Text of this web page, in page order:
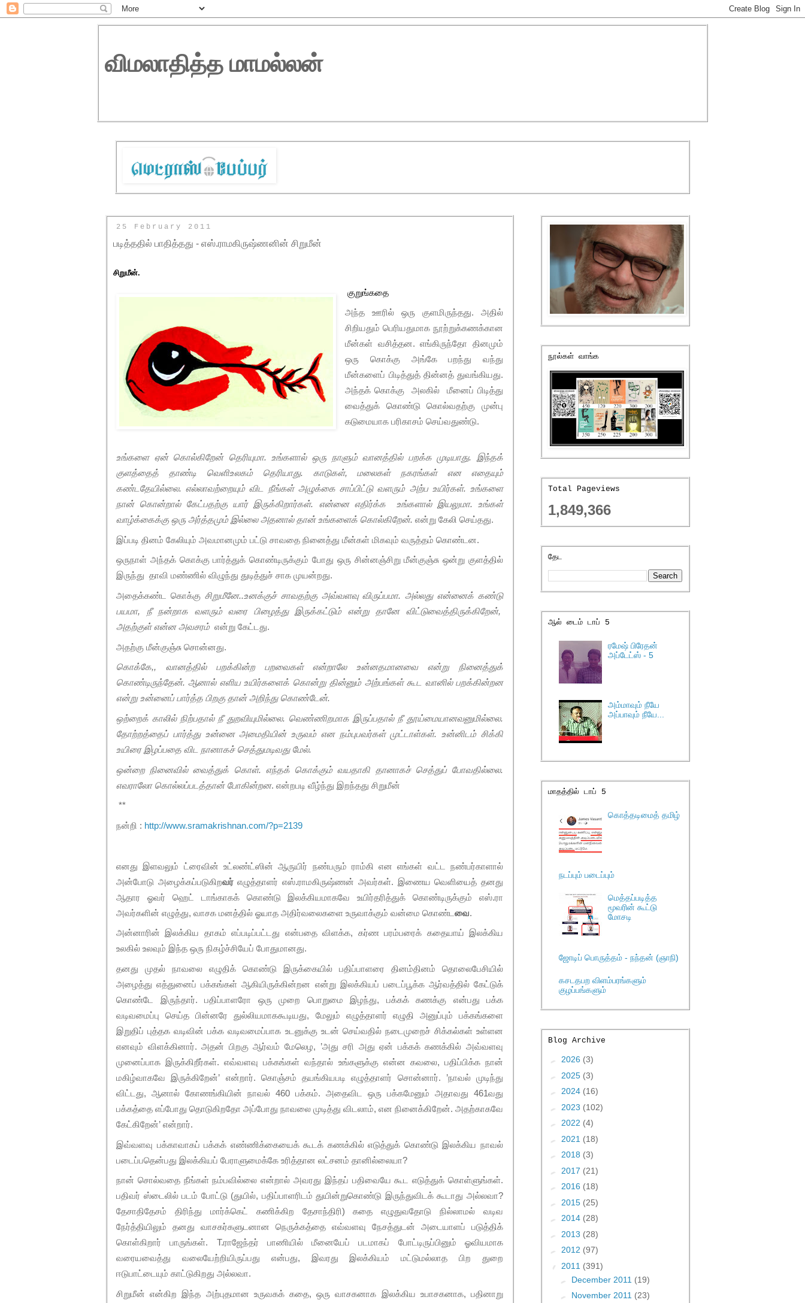
விமலாதித்த மாமல்லன்
25 February 2011
படித்ததில் பாதித்தது - எஸ்.ராமகிருஷ்ணனின் சிறுமீன்
சிறுமீன்.
குறுங்கதை
அந்த ஊரில் ஒரு குளமிருந்தது. அதில்
சிறியதும் பெரியதுமாக நூற்றுக்கணக்கான
மீன்கள் வசித்தன. எங்கிருந்தோ தினமும்
ஒரு கொக்கு அங்கே பறந்து வந்து
மீன்களைப் பிடித்துத் தின்னத் துவங்கியது.
அந்தக் கொக்கு அலகில் மீனைப் பிடித்து
வைத்துக் கொண்டு கொல்வதற்கு முன்பு
கடுமையாக பரிகாசம் செய்வதுண்டு.
உங்களை ஏன் கொல்கிறேன் தெரியுமா. உங்களால் ஒரு நாளும் வானத்தில் பறக்க முடியாது. இந்தக்
குளத்தைத் தாண்டி வெளிஉலகம் தெரியாது. காடுகள்,மலைகள் நகரங்கள் என எதையும்
கண்டதேயில்லை. எல்லாவற்றையும் விட நீங்கள் அழுக்கை சாப்பிட்டு வளரும் அற்ப உயிர்கள். உங்களை
நான் கொன்றால் கேட்பதற்கு யார் இருக்கிறார்கள். என்னை எதிர்க்க உங்களால் இயலுமா. உங்கள்
வாழ்க்கைக்கு ஒரு அர்த்தமும் இல்லை அதனால் தான் உங்களைக் கொல்கிறேன். என்று கேலி செய்தது.
இப்படி தினம் கேலியும் அவமானமும் பட்டு சாவதை நினைத்து மீன்கள் மிகவும் வருத்தம் கொண்டன.
ஒருநாள் அந்தக் கொக்கு பார்த்துக் கொண்டிருக்கும் போது ஒரு சின்னஞ்சிறு மீன்குஞ்சு ஒன்று குளத்தில்
இருந்து தாவி மண்ணில் விழுந்து துடித்துச் சாக முயன்றது.
அதைக்கண்ட கொக்கு சிறுமீனே..உனக்குச் சாவதற்கு அவ்வளவு விருப்பமா. அல்லது என்னைக் கண்டு
பயமா, நீ நன்றாக வளரும் வரை பிழைத்து இருக்கட்டும் என்று தானே விட்டுவைத்திருக்கிறேன்,
அதற்குள் என்ன அவசரம் என்று கேட்டது.
அதற்கு மீன்குஞ்சு சொன்னது.
கொக்கே,, வானத்தில் பறக்கின்ற பறவைகள் என்றாலே உன்னதமானவை என்று நினைத்துக்
கொண்டிருந்தேன். ஆனால் எளிய உயிர்களைக் கொன்று தின்னும் அற்பங்கள் கூட வானில் பறக்கின்றன
என்று உன்னைப் பார்த்த பிறகு தான் அறிந்து கொண்டேன்.
ஒற்றைக் காலில் நிற்பதால் நீ துறவியுமில்லை. வெண்ணிறமாக இருப்பதால் நீ தூய்மையானவனுமில்லை.
தோற்றத்தைப் பார்த்து உன்னை அமைதியின் உருவம் என நம்புபவர்கள் முட்டாள்கள். உன்னிடம் சிக்கி
உயிரை இழப்பதை விட நானாகச் செத்துமடிவது மேல்.
ஒன்றை நினைவில் வைத்துக் கொள். எந்தக் கொக்கும் வயதாகி தானாகச் செத்துப் போவதில்லை.
எவராலோ கொல்லப்படத்தான் போகின்றன. என்றபடி வீழ்ந்து இறந்தது சிறுமீன்
**
நன்றி : http://www.sramakrishnan.com/?p=2139
எனது இளவலும் ட்ரைவின் உட்லண்ட்ஸின் ஆருயிர் நண்பரும் ராம்கி என எங்கள் வட்ட நண்பர்காளால்
அன்போடு அழைக்கப்படுகிறவர்எழுத்தாளர் எஸ்.ராமகிருஷ்ணன் அவர்கள். இணைய வெளியைத் தனது
ஆதார ஓவர் ஹெட் டாங்காகக் கொண்டு இலக்கியமாகவே உயிர்தரித்துக் கொண்டிருக்கும் எஸ்.ரா
அவர்களின் எழுத்து, வாசக மனத்தில் ஓயாத அதிர்வலைகளை உருவாக்கும் வன்மை கொண்ட வை.
அன்னாரின் இலக்கிய தாகம் எப்படிப்பட்டது என்பதை விளக்க, கர்ண பரம்பரைக் கதையாய் இலக்கிய
உலகில் உலவும் இந்த ஒரு நிகழ்ச்சியேப் போதுமானது.
தனது முதல் நாவலை எழுதிக் கொண்டு இருக்கையில் பதிப்பாளரை தினம்தினம் தொலைபேசியில்
அழைத்து எத்துனைப் பக்கங்கள் ஆகியிருக்கின்றன என்று இலக்கியப் படைப்பூக்க ஆர்வத்தில் கேட்டுக்
கொண்டே இருந்தார். பதிப்பாளரோ ஒரு முறை பொறுமை இழந்து, பக்கக் கணக்கு என்பது பக்க
வடிவமைப்பு செய்த பின்னரே துல்லியமாககூடியது, மேலும் எழுத்தாளர் எழுதி அனுப்பும் பக்கங்களை
இறுதிப் புத்தக வடிவின் பக்க வடிவமைப்பாக உடனுக்கு உடன் செய்வதில் நடைமுறைச் சிக்கல்கள் உள்ளன
எனவும் விளக்கினார். அதன் பிறகு ஆர்வம் மேலெழ, ’அது சரி அது ஏன் பக்கக் கணக்கில் அவ்வளவு
முனைப்பாக இருக்கிறீர்கள். எவ்வளவு பக்கங்கள் வந்தால் உங்களுக்கு என்ன கவலை, பதிப்பிக்க நான்
மகிழ்வாகவே இருக்கிறேன்’ என்றார். கொஞ்சம் தயங்கியபடி எழுத்தாளர் சொன்னார். ’நாவல் முடிந்து
விட்டது, ஆனால் கோணங்கியின் நாவல் 460 பக்கம். அதைவிட ஒரு பக்கமேனும் அதாவது 461வது
பக்கத்தை எப்போது தொடுகிறதோ அப்போது நாவலை முடித்து விடலாம், என நினைக்கிறேன். அதற்காகவே
கேட்கிறேன்’ என்றார்.
இவ்வளவு பக்காவாகப் பக்கக் எண்ணிக்கையைக் கூடக் கணக்கில் எடுத்துக் கொண்டு இலக்கிய நாவல்
படைப்பதென்பது இலக்கியப் பேராளுமைக்கே உரித்தான லட்சனம் தானில்லையா?
நான் சொல்வதை நீங்கள் நம்பவில்லை என்றால் அவரது இந்தப் பதிவையே கூட எடுத்துக் கொள்ளுங்கள்.
பதிவர் ஸ்டைலில் படம் போட்டு (துயில், பதிப்பாளரிடம் துயின்றுகொண்டு இருந்துவிடக் கூடாது அல்லவா?
தேசாதிதேசம் திரிந்து மார்க்கெட் கணிக்கிற தேசாந்திரி) கதை எழுதுவதோடு நில்லாமல் வடிவ
நேர்த்தியிலும் தனது வாசகர்களுடனான நெருக்கத்தை எவ்வளவு நேசத்துடன் அடையாளப் படுத்திக்
கொள்கிறார் பாருங்கள். T.ராஜேந்தர் பாணியில் மீனையேப் படமாகப் போட்டிருப்பினும் ஓவியமாக
வரையவைத்து வலையேற்றியிருப்பது என்பது, இவரது இலக்கியம் மட்டுமல்லாத பிற துறை
ஈடுபாட்டையும் காட்டுகிறது அல்லவா.
சிறுமீன் என்கிற இந்த அற்புதமான உருவகக் கதை, ஒரு வாசகனாக இலக்கிய உபாசகனாக, பதினாறு
நூல்கள் வாங்க
Total Pageviews
1,849,366
தேட
ஆல் டைம் டாப் 5
ரமேஷ் பிரேதன்
அப்டேட்ஸ் - 5
அம்மாவும் நீயே
அப்பாவும் நீயே...
மாதத்தில் டாப் 5
கொத்தடிமைத் தமிழ்
நடப்பும் படைப்பும்
மெத்தப்படித்த
மூவரின் கூட்டு
மோசடி
ஜோடிப் பொருத்தம் - நந்தன் (ஞாநி)
கசடதபற விளம்பரங்களும்
குழப்பங்களும்
Blog Archive
► 2026 (3)
► 2025 (3)
► 2024 (16)
► 2023 (102)
► 2022 (4)
► 2021 (18)
► 2018 (3)
► 2017 (21)
► 2016 (18)
► 2015 (25)
► 2014 (28)
► 2013 (28)
► 2012 (97)
▼ 2011 (391)
► December 2011 (19)
► November 2011 (23)